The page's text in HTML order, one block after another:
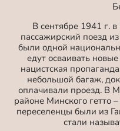
В сентябре 1941 г.
пассажирский поезд
были одной
едут осваивать
нацистская
небольшой багаж,
оплачивали проезд. В
районе Минского гетто –
переселенцы были из
стали